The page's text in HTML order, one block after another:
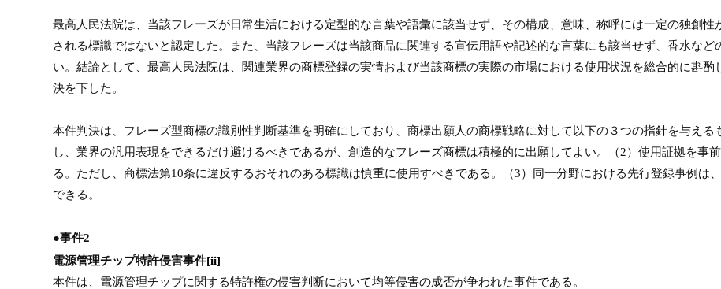
最高人民法院は、当該フレーズが日常生活における定型的な言葉や語彙に該当せず、その構成、意味、称呼には一定の独創
される標識ではないと認定した。また、当該フレーズは当該商品に関連する宣伝用語や記述的な言葉にも該当せず、香水な
い。結論として、最高人民法院は、関連業界の商標登録の実情および当該商標の実際の市場における使用状況を総合的に斟
決を下した。
本件判決は、フレーズ型商標の識別性判断基準を明確にしており、商標出願人の商標戦略に対して以下の３つの指針を与える
し、業界の汎用表現をできるだけ避けるべきであるが、創造的なフレーズ商標は積極的に出願してよい。（2）使用証拠を事
る。ただし、商標法第10条に違反するおそれのある標識は慎重に使用すべきである。（3）同一分野における先行登録事例は
できる。
●事件2
電源管理チップ特許侵害事件[ii]
本件は、電源管理チップに関する特許権の侵害判断において均等侵害の成否が争われた事件である。